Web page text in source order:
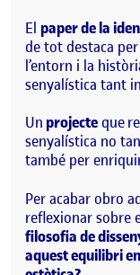
El paper de la
de tot destaca
l’entorn i la
senyalística tant
Un projecte que
senyalística no
també per
Per acabar obro
reflexionar sobre
filosofia de
aquest equilibri